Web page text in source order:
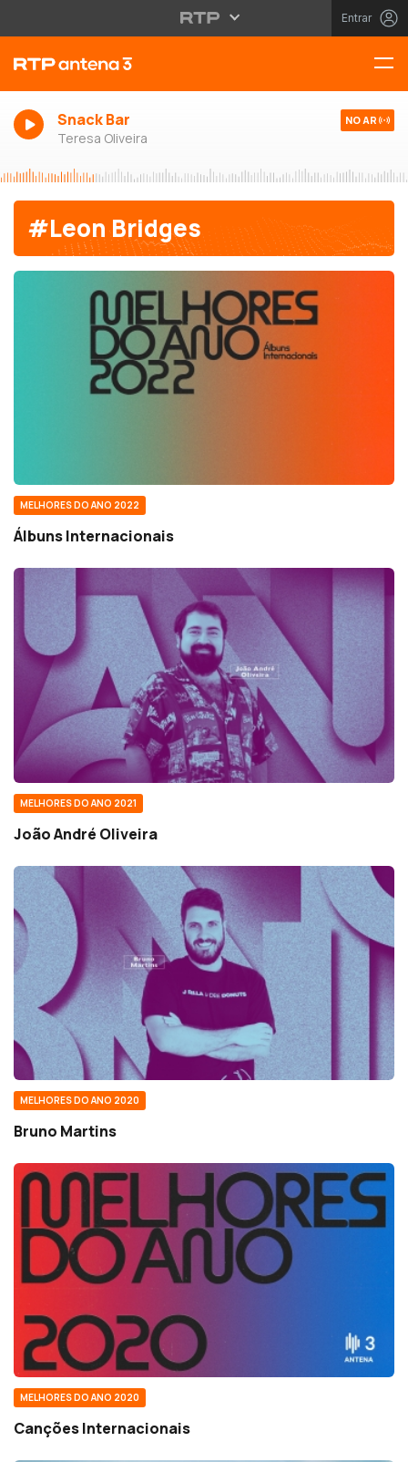
Entrar
Snack Bar
Teresa Oliveira
NO AR
#Leon Bridges
MELHORES DO ANO 2022
Álbuns Internacionais
MELHORES DO ANO 2021
João André Oliveira
MELHORES DO ANO 2020
Bruno Martins
MELHORES DO ANO 2020
Canções Internacionais